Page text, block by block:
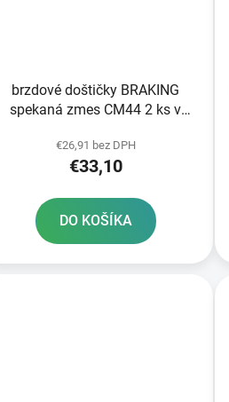
brzdové doštičky BRAKING
spekaná zmes CM44 2 ks v
€26,91 bez DPH
€33,10
DO KOŠÍKA